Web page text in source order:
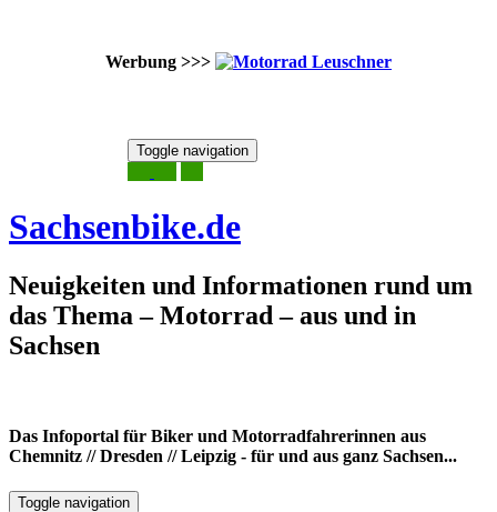
Werbung >>>
Toggle navigation
Sachsenbike.de
Neuigkeiten und Informationen rund um
das Thema – Motorrad – aus und in
Sachsen
Das Infoportal für Biker und Motorradfahrerinnen aus
Chemnitz // Dresden // Leipzig - für und aus ganz Sachsen...
Toggle navigation